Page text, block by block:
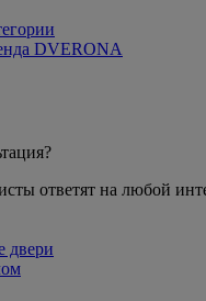
DVERONA
ответят на любой
двери